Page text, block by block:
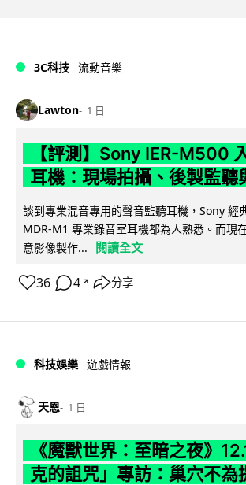
3C科技 流動音樂
Lawton 1 日
【評測】Sony IER-M500
耳機：現場拍攝、後製監聽
談到專業混音專用的聲音監聽耳機，Sony 經
MDR-M1 專業錄音室耳機都為人熟悉。而現
意影像製作...
閱讀全文
36 4 ↗ 分享
科技娛樂 遊戲情報
天恩 1 日
《魔獸世界：至暗之夜》
克的詛咒」專訪：巢穴不為